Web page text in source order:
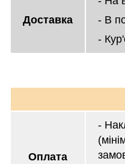
Доставка
- В
-
Оплата
-